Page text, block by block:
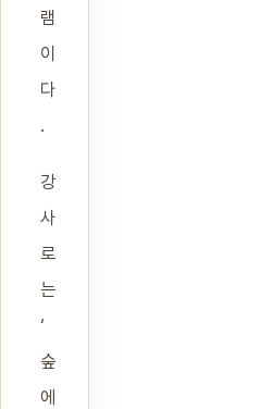
램
이
다
.
강
사
로
는
‘
숲
에